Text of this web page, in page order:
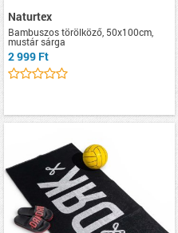
Naturtex
Bambuszos törölköző, 50x100cm,
mustár sárga
2 999 Ft